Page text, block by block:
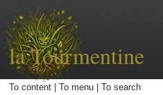
la Tourmentine
To content| To menu| To search